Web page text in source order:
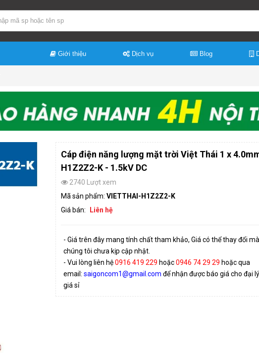
Giới thiệu Dịch vụ Blog
Cáp điện năng lượng mặt trời Việt Thái 1 x
H1Z2Z2-K - 1.5kV DC
2740 Lượt xem
Mã sản phẩm: VIETTHAI-H1Z2Z2-K
Giá bán:
Liên hệ
- Giá trên đây mang tính chất tham khảo, Giá có thể thay đổi mà
chúng tôi chưa kịp cập nhật.
- Vui lòng liên hệ0916 419 229 hoặc0946 74 29 29 hoặc qua
email: saigoncom1@gmail.com để nhận được báo giá cho đại
giá sỉ